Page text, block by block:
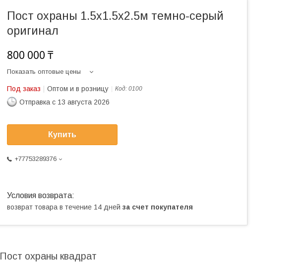
Пост охраны 1.5х1.5х2.5м темно-серый
оригинал
800 000 ₸
Показать оптовые цены
Под заказ Оптом и в розницу Код: 0100
Отправка с 13 августа 2026
Купить
+77753289376
возврат товара в течение 14 дней за счет покупателя
Пост охраны квадрат